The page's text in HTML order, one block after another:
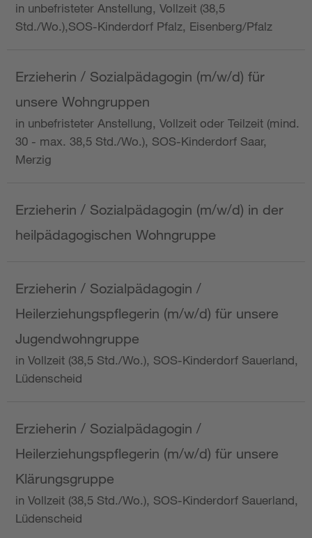
in unbefristeter Anstellung, Vollzeit (38,5
Std./Wo.),SOS-Kinderdorf Pfalz, Eisenberg/Pfalz
Erzieherin / Sozialpädagogin (m/w/d) für
unsere Wohngruppen
in unbefristeter Anstellung, Vollzeit oder Teilzeit (mind.
30 - max. 38,5 Std./Wo.), SOS-Kinderdorf Saar,
Merzig
Erzieherin / Sozialpädagogin (m/w/d) in der
heilpädagogischen Wohngruppe
Erzieherin / Sozialpädagogin /
Heilerziehungspflegerin (m/w/d) für unsere
Jugendwohngruppe
in Vollzeit (38,5 Std./Wo.), SOS-Kinderdorf Sauerland,
Lüdenscheid
Erzieherin / Sozialpädagogin /
Heilerziehungspflegerin (m/w/d) für unsere
Klärungsgruppe
in Vollzeit (38,5 Std./Wo.), SOS-Kinderdorf Sauerland,
Lüdenscheid